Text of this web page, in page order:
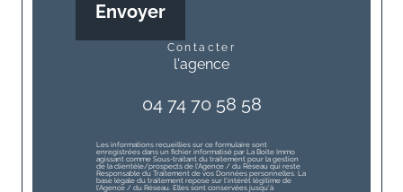
Envoyer
contacter
l'agence
04 74 70 58 58
Les informations recueillies sur ce formulaire sont
enregistrées dans un fichier informatisé par La Boite Immo
agissant comme Sous-traitant du traitement pour la gestion
de la clientèle/prospects de l'Agence / du Réseau qui reste
Responsable du Traitement de vos Données personnelles. La
base légale du traitement repose sur l'intérêt légitime de
l'Agence / du Réseau. Elles sont conservées jusqu'à